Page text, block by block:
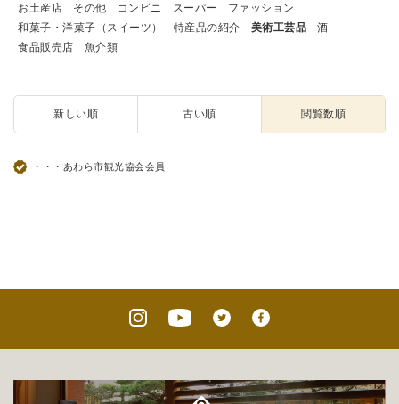
お土産店 その他 コンビニ スーパー
ファッション
和菓子・洋菓子（スイーツ）
特産品の紹介 美術工芸品
酒
食品販売店
魚介類
新しい順 古い順 閲覧数順
・・・あわら市観光協会会員